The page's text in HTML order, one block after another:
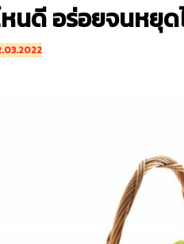
นดี อร่อยจนหยุด